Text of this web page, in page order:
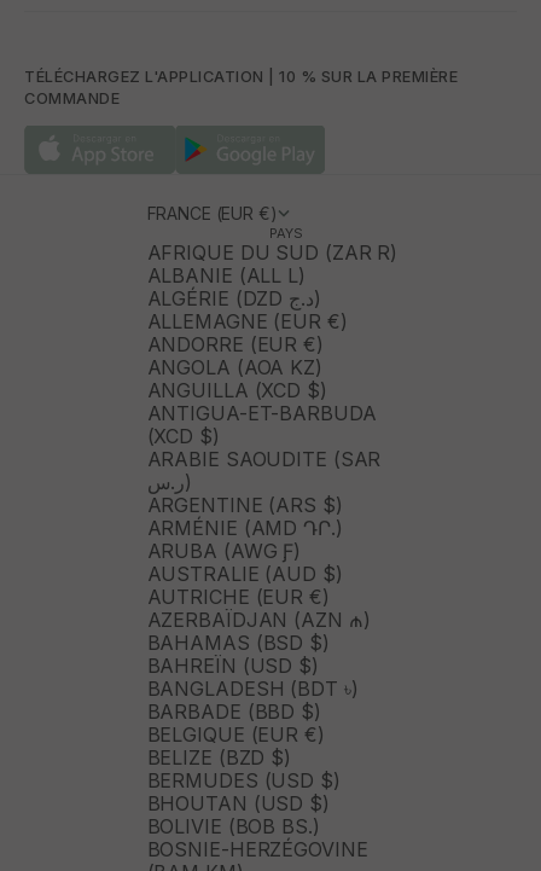
TÉLÉCHARGEZ L'APPLICATION | 10 % SUR LA PREMIÈRE
COMMANDE
FRANCE (EUR €)
PAYS
AFRIQUE DU SUD (ZAR R)
ALBANIE (ALL L)
ALGÉRIE (DZD د.ج)
ALLEMAGNE (EUR €)
ANDORRE (EUR €)
ANGOLA (AOA KZ)
ANGUILLA (XCD $)
ANTIGUA-ET-BARBUDA
(XCD $)
ARABIE SAOUDITE (SAR
ر.س)
ARGENTINE (ARS $)
ARMÉNIE (AMD ԴՐ.)
ARUBA (AWG Ƒ)
AUSTRALIE (AUD $)
AUTRICHE (EUR €)
AZERBAÏDJAN (AZN ₼)
BAHAMAS (BSD $)
BAHREÏN (USD $)
BANGLADESH (BDT ৳)
BARBADE (BBD $)
BELGIQUE (EUR €)
BELIZE (BZD $)
BERMUDES (USD $)
BHOUTAN (USD $)
BOLIVIE (BOB BS.)
BOSNIE-HERZÉGOVINE